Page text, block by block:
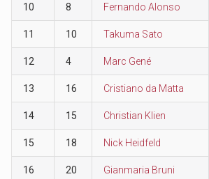
10 8 Fernando Alonso
11 10 Takuma Sato
12 4 Marc Gené
13 16 Cristiano da Matta
14 15 Christian Klien
15 18 Nick Heidfeld
16 20 Gianmaria Bruni